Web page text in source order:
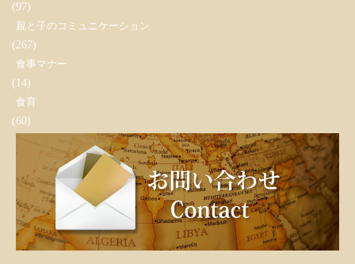
(97)
親と子のコミュニケーション
(267)
食事マナー
(14)
食育
(60)